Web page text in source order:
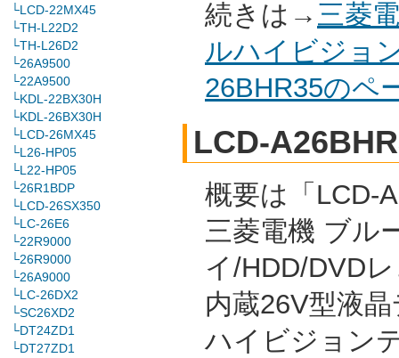
続きは→ 三菱
ルハイビジョ
26BHR35のペ
LCD-
概要は「LCD-
三菱電機 ブル
イ/HDD/DVD
内蔵26V型液
ハイビジョン
└LCD-22MX45
└TH-L22D2
└TH-L26D2
└26A9500
└22A9500
└KDL-22BX30H
└KDL-26BX30H
└LCD-26MX45
└L26-HP05
└L22-HP05
└26R1BDP
└LCD-26SX350
└LC-26E6
└22R9000
└26R9000
└26A9000
└LC-26DX2
└SC26XD2
└DT24ZD1
└DT27ZD1